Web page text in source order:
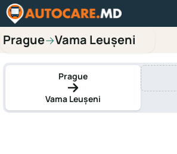
Prague→Vama Leușeni
Prague
Vama Leușeni